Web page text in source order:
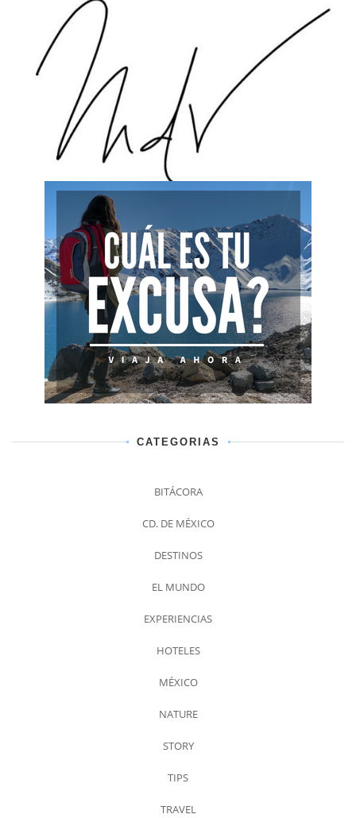
CATEGORIAS
BITÁCORA
CD. DE MÉXICO
DESTINOS
EL MUNDO
EXPERIENCIAS
HOTELES
MÉXICO
NATURE
STORY
TIPS
TRAVEL